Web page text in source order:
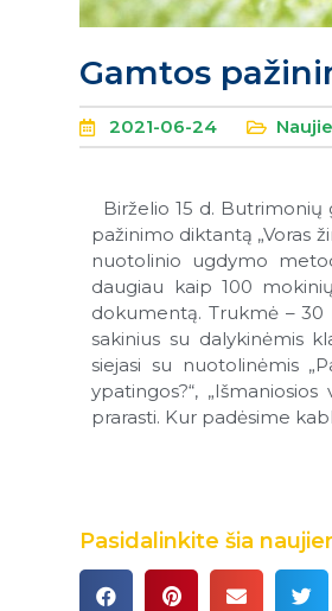
Gamtos
2021-06-24
Birželio 15 d. Butrimonių
pažinimo diktantą „Voras
nuotolinio ugdymo
daugiau kaip 100
dokumentą. Trukmė – 30
sakinius su dalykinėmis
siejasi su nuotolinėmis
ypatingos?“,
prarasti. Kur padėsime
Pasidalinkite šia